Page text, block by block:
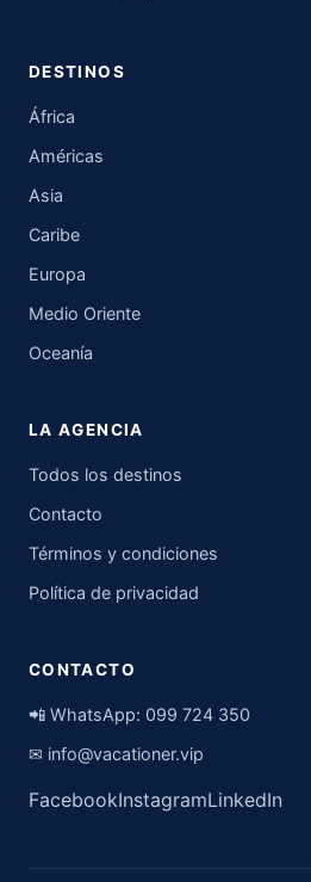
DESTINOS
África
Américas
Asia
Caribe
Europa
Medio Oriente
Oceanía
LA AGENCIA
Todos los destinos
Contacto
Términos y condiciones
Política de privacidad
CONTACTO
📲 WhatsApp: 099 724 350
✉ info@vacationer.vip
FacebookInstagramLinkedIn